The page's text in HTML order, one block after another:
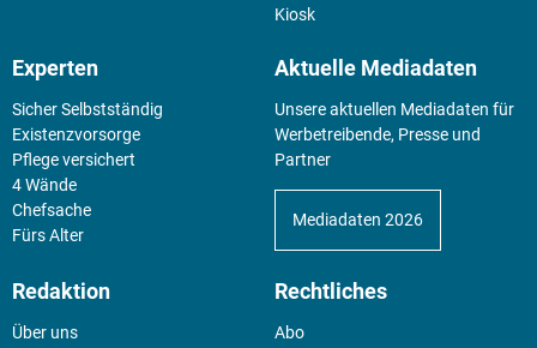
Kiosk
Experten
Sicher Selbstständig
Existenz­vorsorge
Pflege versichert
4 Wände
Chefsache
Fürs Alter
Aktuelle Mediadaten
Unsere aktuellen Mediadaten für
Werbetreibende, Presse und
Partner
Mediadaten 2026
Redaktion
Über uns
Rechtliches
Abo